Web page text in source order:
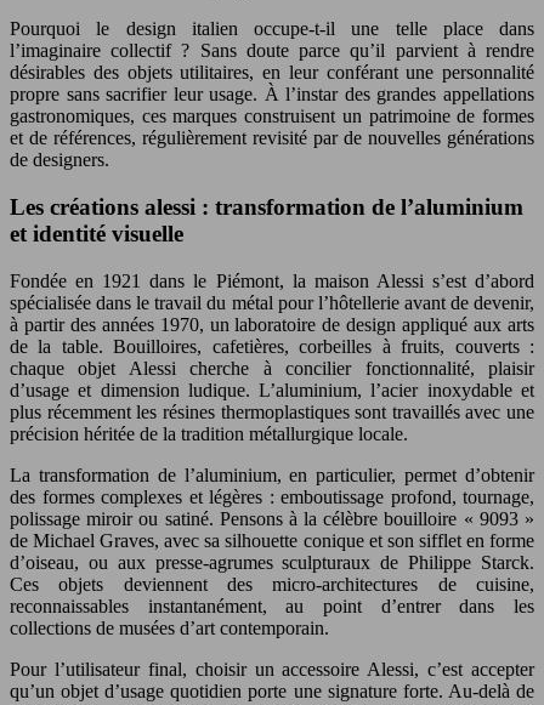
Pourquoi le design italien occupe-t-il une telle place dans
l’imaginaire collectif ? Sans doute parce qu’il parvient à rendre
désirables des objets utilitaires, en leur conférant une personnalité
propre sans sacrifier leur usage. À l’instar des grandes appellations
gastronomiques, ces marques construisent un patrimoine de formes
et de références, régulièrement revisité par de nouvelles générations
de designers.
Les créations alessi : transformation de l’aluminium
et identité visuelle
Fondée en 1921 dans le Piémont, la maison Alessi s’est d’abord
spécialisée dans le travail du métal pour l’hôtellerie avant de devenir,
à partir des années 1970, un laboratoire de design appliqué aux arts
de la table. Bouilloires, cafetières, corbeilles à fruits, couverts :
chaque objet Alessi cherche à concilier fonctionnalité, plaisir
d’usage et dimension ludique. L’aluminium, l’acier inoxydable et
plus récemment les résines thermoplastiques sont travaillés avec une
précision héritée de la tradition métallurgique locale.
La transformation de l’aluminium, en particulier, permet d’obtenir
des formes complexes et légères : emboutissage profond, tournage,
polissage miroir ou satiné. Pensons à la célèbre bouilloire « 9093 »
de Michael Graves, avec sa silhouette conique et son sifflet en forme
d’oiseau, ou aux presse-agrumes sculpturaux de Philippe Starck.
Ces objets deviennent des micro-architectures de cuisine,
reconnaissables instantanément, au point d’entrer dans les
collections de musées d’art contemporain.
Pour l’utilisateur final, choisir un accessoire Alessi, c’est accepter
qu’un objet d’usage quotidien porte une signature forte. Au-delà de